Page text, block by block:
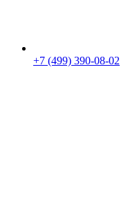
+7 (499) 390-08-02